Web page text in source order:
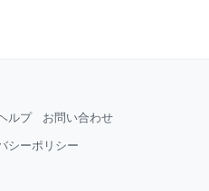
ルプ お問い合わせ
シーポリシー